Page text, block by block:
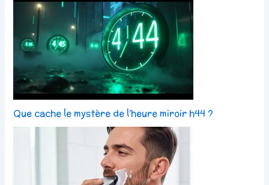
Que cache le mystère de l’heure miroir h44 ?